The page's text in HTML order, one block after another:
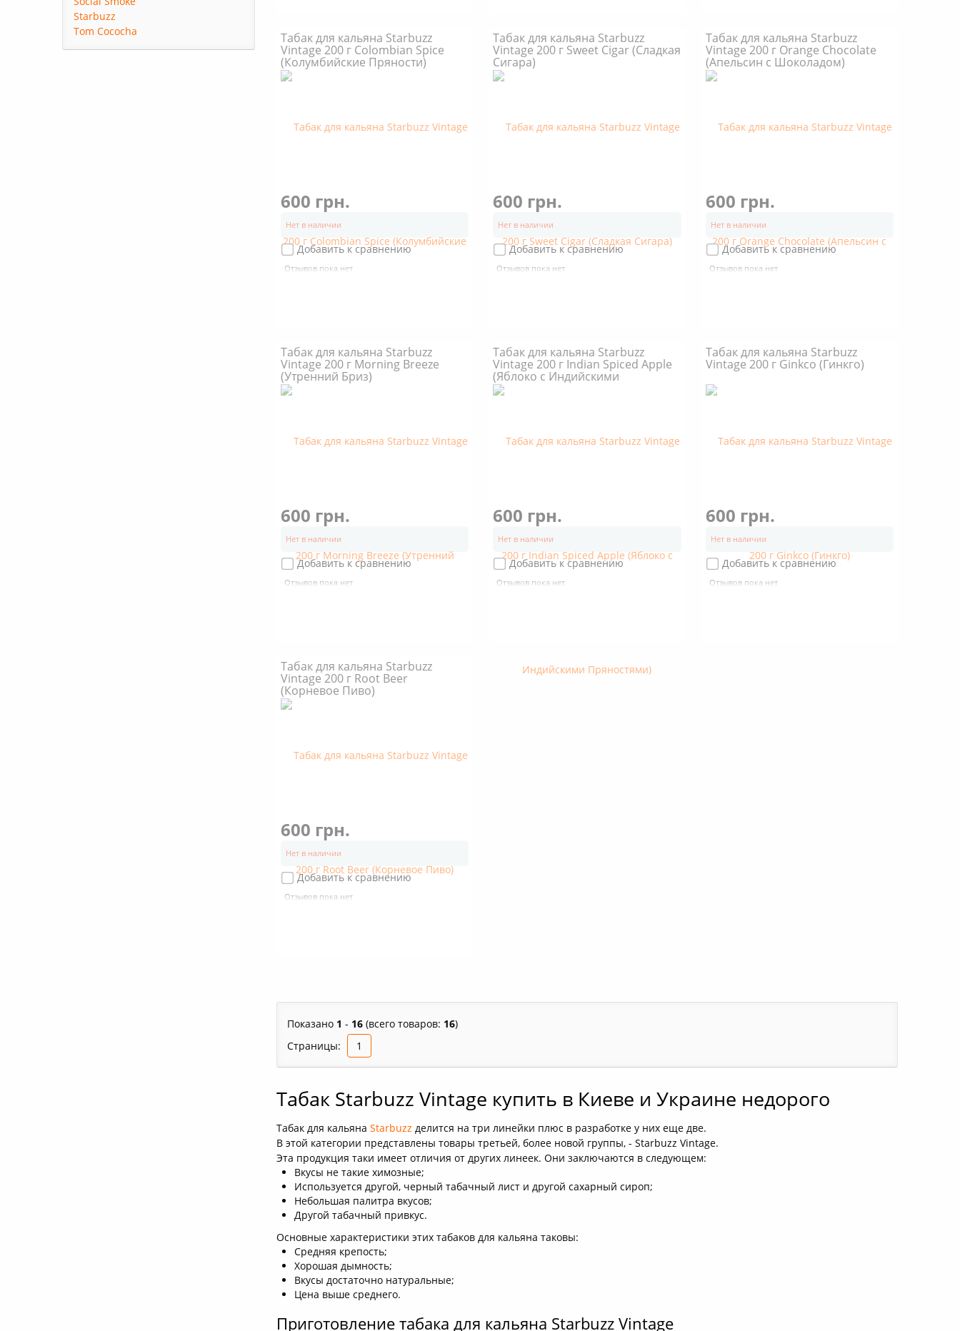
Табак для кальяна Starbuzz
Vintage 200 г Colombian Spice
(Колумбийские Пряности)
600 грн.
Нет в наличии
Добавить к сравнению
Отзывов пока нет
Табак для кальяна Starbuzz
Vintage 200 г Sweet Cigar (Сладкая
Сигара)
600 грн.
Нет в наличии
Добавить к сравнению
Отзывов пока нет
Табак для кальяна Starbuzz
Vintage 200 г Orange Chocolate
(Апельсин с Шоколадом)
600 грн.
Нет в наличии
Добавить к сравнению
Отзывов пока нет
Табак для кальяна Starbuzz
Vintage 200 г Morning Breeze
(Утренний Бриз)
600 грн.
Нет в наличии
Добавить к сравнению
Отзывов пока нет
Табак для кальяна Starbuzz
Vintage 200 г Indian Spiced Apple
(Яблоко с Индийскими
Пряностями)
600 грн.
Нет в наличии
Добавить к сравнению
Отзывов пока нет
Табак для кальяна Starbuzz
Vintage 200 г Ginkco (Гинкго)
600 грн.
Нет в наличии
Добавить к сравнению
Отзывов пока нет
Табак для кальяна Starbuzz
Vintage 200 г Root Beer
(Корневое Пиво)
600 грн.
Нет в наличии
Добавить к сравнению
Отзывов пока нет
Показано 1 - 16 (всего товаров: 16)
Страницы:
1
Табак Starbuzz Vintage купить в Киеве и Украине недорого
Табак для кальянаStarbuzz делится на три линейки плюс в разработке у них еще две.
В этой категории представлены товары третьей, более новой группы, - Starbuzz Vintage.
Эта продукция таки имеет отличия от других линеек. Они заключаются в следующем:
Вкусы не такие химозные;
Используется другой, черный табачный лист и другой сахарный сироп;
Небольшая палитра вкусов;
Другой табачный привкус.
Основные характеристики этих табаков для кальяна таковы:
Средняя крепость;
Хорошая дымность;
Вкусы достаточно натуральные;
Цена выше среднего.
Приготовление табака для кальяна Starbuzz Vintage
Starbuzz
Tom Cococha